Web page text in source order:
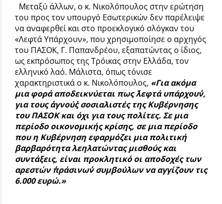
Μεταξύ άλλων, ο κ. Νικολόπουλος στην ερώτηση
του προς τον υπουργό Εσωτερικών δεν παρέλειψε
να αναφερθεί και στο προεκλογικό σλόγκαν του
«Λεφτά Υπάρχουν», που χρησιμοποίησε ο αρχηγός
του ΠΑΣΟΚ, Γ. Παπανδρέου, εξαπατώντας ο ίδιος,
ως εκπρόσωπος της Τρόικας στην Ελλάδα, τον
ελληνικό λαό. Μάλιστα, όπως τόνισε
χαρακτηριστικά ο κ. Νικολόπουλος, «Για ακόμα
μια φορά αποδεικνύεται πως ΄΄λεφτά υπάρχουν΄΄,
για τους ΄΄αγνούς΄΄ σοσιαλιστές της Κυβέρνησης
του ΠΑΣΟΚ και όχι για τους πολίτες. Σε μια
περίοδο οικονομικής κρίσης, σε μια περίοδο
που η Κυβέρνηση εφαρμόζει μια πολιτική
βαρβαρότητα λεηλατώντας μισθούς και
συντάξεις, είναι προκλητικό οι αποδοχές των
αρεστών ΄΄πράσινων΄΄ συμβούλων να αγγίζουν τις
6.000 ευρώ.»